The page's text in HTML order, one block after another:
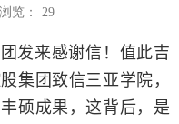
浏览： 29
发来感谢信！值此吉
集团致信三亚学院，
硕成果，这背后，是